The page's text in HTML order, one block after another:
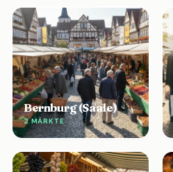
Bernburg (Saale)
2 MÄRKTE